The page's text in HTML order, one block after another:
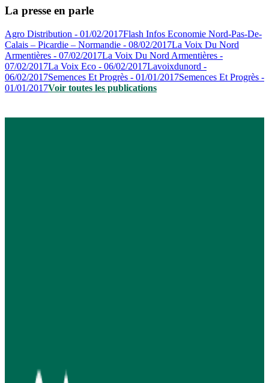
La presse en parle
Agro Distribution - 01/02/2017Flash Infos Economie Nord-Pas-De-
Calais – Picardie – Normandie - 08/02/2017La Voix Du Nord
Armentières - 07/02/2017La Voix Du Nord Armentières -
07/02/2017La Voix Eco - 06/02/2017Lavoixdunord -
06/02/2017Semences Et Progrès - 01/01/2017Semences Et Progrès -
01/01/2017Voir toutes les publications